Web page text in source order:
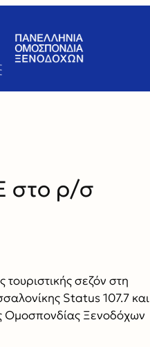
στο ρ/σ
τουριστικής σεζόν στη
Status 107.7 και
Ομοσπονδίας Ξενοδόχων